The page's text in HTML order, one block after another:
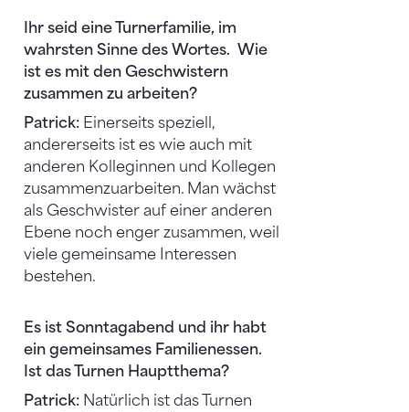
Ihr seid eine Turnerfamilie, im
wahrsten Sinne des Wortes. Wie
ist es mit den Geschwistern
zusammen zu arbeiten?
Patrick: Einerseits speziell,
andererseits ist es wie auch mit
anderen Kolleginnen und Kollegen
zusammenzuarbeiten. Man wächst
als Geschwister auf einer anderen
Ebene noch enger zusammen, weil
viele gemeinsame Interessen
bestehen.
Es ist Sonntagabend und ihr habt
ein gemeinsames Familienessen.
Ist das Turnen Hauptthema?
Patrick: Natürlich ist das Turnen